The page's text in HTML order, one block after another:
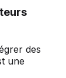
des
une